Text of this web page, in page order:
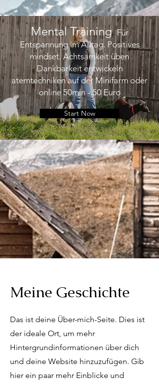
Mental Training Für
Entspannung im Alltag. Positives
mindset. Achtsamkeit üben
Dankbarkeit entwickeln
atemtechniken auf der Minifarm oder
online 50min - 50 Euro
Start Now
Meine Geschichte
Das ist deine Über-mich-Seite. Dies ist
der ideale Ort, um mehr
Hintergrundinformationen über dich
und deine Website hinzuzufügen. Gib
hier ein paar mehr Einblicke und